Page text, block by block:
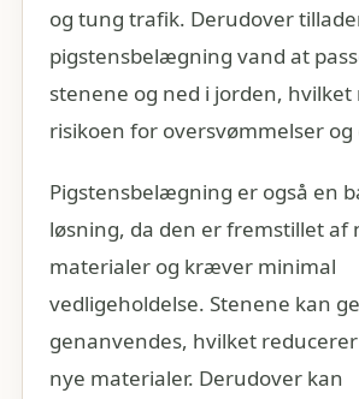
og tung trafik. Derudover
pigstensbelægning vand at
stenene og ned i jorden,
risikoen for oversvømmelser og
Pigstensbelægning er også en
løsning, da den er fremstillet af
materialer og kræver minimal
vedligeholdelse. Stenene kan
genanvendes, hvilket
nye materialer. Derudover kan